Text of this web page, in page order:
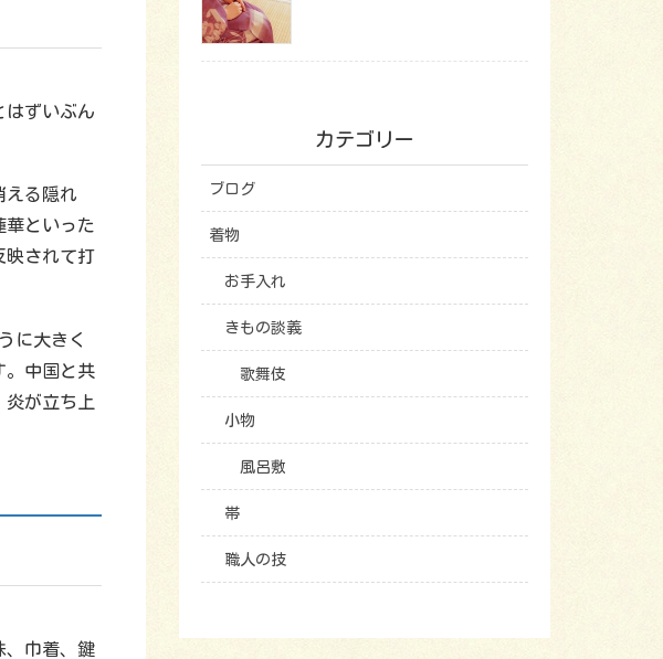
はずいぶん
える隠れ
華といった
映されて打
に大きく
。中国と共
炎が立ち上
、巾着、鍵
カテゴリー
ブログ
着物
お手入れ
きもの談義
歌舞伎
小物
風呂敷
帯
職人の技